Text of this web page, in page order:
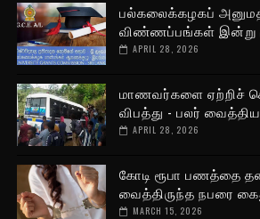
பல்கலைக்கழகப்
விண்ணப்பங்கள் இன்று
APRIL 28, 2026
மாணவர்களை ஏற்றிச்
விபத்து - பலர்
APRIL 28, 2026
கோடி ரூபா பணத்தை
வைத்திருந்த நபரை
MARCH 15, 2026